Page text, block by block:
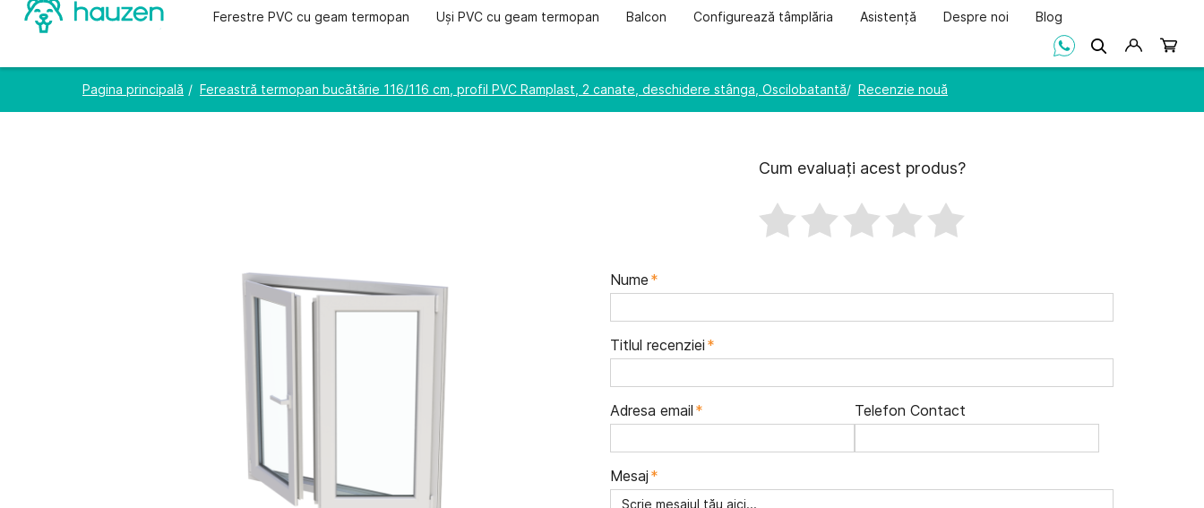
Ferestre PVC cu geam termopan Uși PVC cu geam termopan Balcon Configurează tâmplăria Asistență Despre noi Blog
Căutare
Coșul
Pagina principală Fereastră termopan bucătărie 116/116 cm, profil PVC Ramplast, 2 canate, deschidere stânga, Oscilobatantă Recenzie nouă
Cum evaluați acest produs?
Nume *
Titlul recenziei *
Adresa email * Telefon Contact
Mesaj *